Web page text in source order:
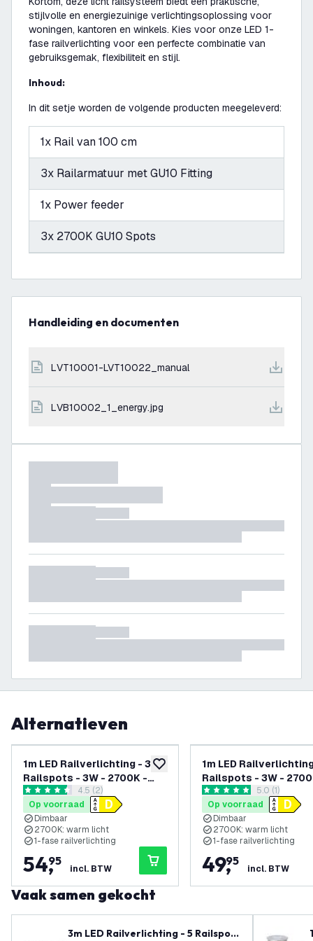
stijlvolle en energiezuinige verlichtingsoplossing voor
woningen, kantoren en winkels. Kies voor onze LED 1-
fase railverlichting voor een perfecte combinatie van
gebruiksgemak, flexibiliteit en stijl.
Inhoud:
In dit setje worden de volgende producten meegeleverd:
1x Rail van 100 cm
3x Railarmatuur met GU10 Fitting
1x Power feeder
3x 2700K GU10 Spots
Handleiding en documenten
LVT10001-LVT10022_manual
LVB10002_1_energy.jpg
Alternatieven
toevoegen aan verlanglijst
1m LED Railverlichting - 3
Railspots - 3W - 2700K -
Dimbaar - 1-Fase
Railsysteem - Zwart
reviews drawer openen
4.5 score sterren4.5 (2)
Op voorraad
Dimbaar
2700K: warm licht
1-fase railverlichting
54,
95
incl. BTW
1m LED
Railspots - 3W -
Dimbaar - 1-Fase
Railsysteem - Wit
reviews
5 score sterren5.0 (1)
Op voorraad
Dimbaar
2700K: warm licht
1-fase railverlichting
49,
95
incl. BTW
Vaak samen gekocht
3m LED Railverlichting - 5 Railspots